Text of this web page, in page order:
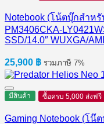
Notebook (โน้ตบุ๊กสำหรั
PM3406CKA-
SSD/14.0″ WUXGA/
25,900 ฿ รวมภาษี 7%
มีสินค้า ซื้อครบ 5,000 ส่งฟรี
Gaming Notebook (โน๊